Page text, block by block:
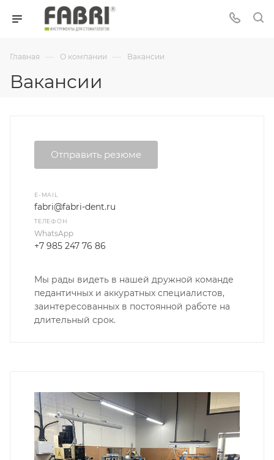
Главная — О компании — Вакансии
Вакансии
Отправить резюме
E-MAIL
fabri@fabri-dent.ru
ТЕЛЕФОН
WhatsApp
+7 985 247 76 86
Мы рады видеть в нашей дружной команде
педантичных и аккуратных специалистов,
заинтересованных в постоянной работе на
длительный срок.